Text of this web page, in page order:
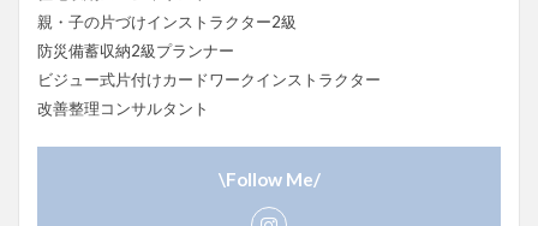
親・子の片づけインストラクター2級
防災備蓄収納2級プランナー
ビジュー式片付けカードワークインストラクター
改善整理コンサルタント
\Follow Me/